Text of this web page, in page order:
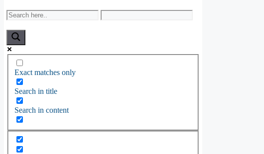
Exact matches only
Search in title
Search in content